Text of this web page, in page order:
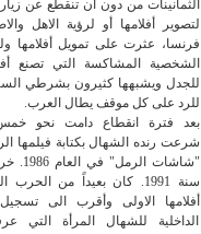
الثمانينات من دون أن تنقطع عن
لتصوير أفلامها أو لرؤية الاهل
فرنسا، عثرت على تمويل أفلامها
الشخصية المشاكسة التي تصنع
للجدل ويشبهها كثيرون بشرطي
للرد على كل موقف يطال العرب.
بعد فترة انقطاع دامت نحو
شرعت رنده الشهال بكتابة فيلمها
"شاشات
سنة 1991. كان بعيداً من
أفلامها الاولى وأقرب الى
الداخلية للشهال المرأة التي